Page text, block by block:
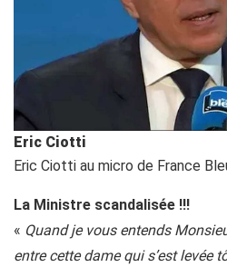
Eric Ciotti
Eric Ciotti au micro de France
La Ministre scandalisée !!!
« Quand je vous entends
entre cette dame qui s’est levée